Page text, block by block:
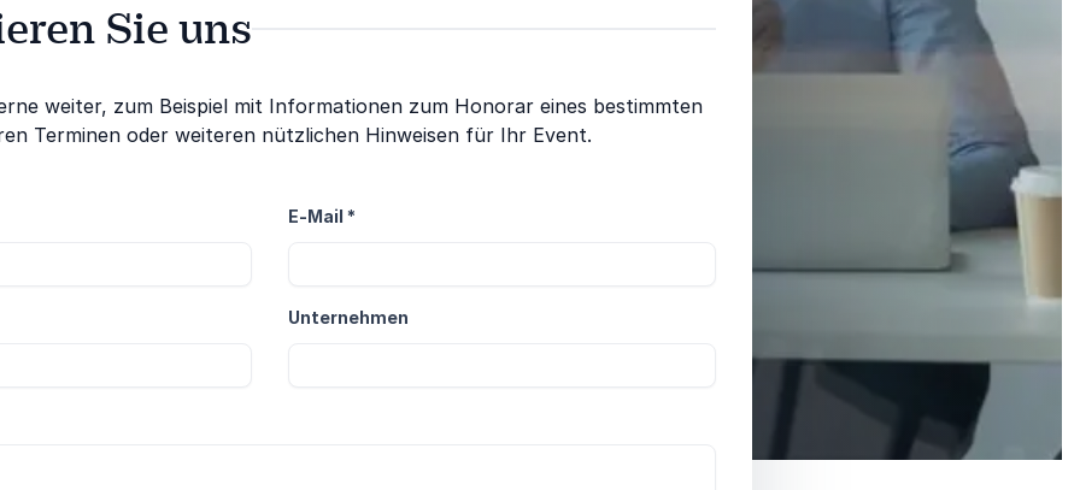
Sie uns
weiter, zum Beispiel mit Informationen zum Honorar eines bestimmten
Terminen oder weiteren nützlichen Hinweisen für Ihr Event.
E-Mail *
Unternehmen